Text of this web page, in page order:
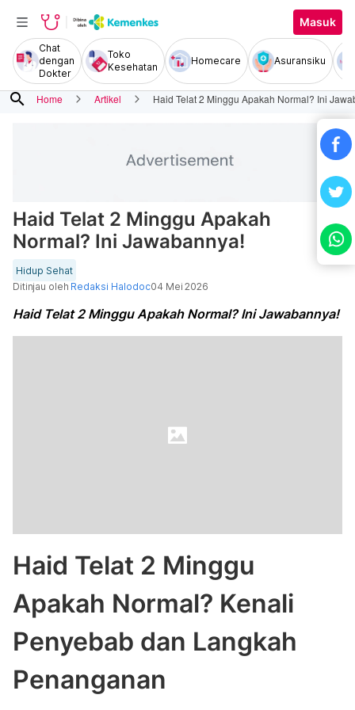
Masuk
Chat
dengan
Dokter
Toko
Kesehatan
Homecare Asuransiku
search Home Artikel Haid Telat 2 Minggu Apakah Normal? Ini
Haid Telat 2 Minggu Apakah
Normal? Ini Jawabannya!
Hidup Sehat
Ditinjau oleh Redaksi Halodoc04 Mei 2026
Haid Telat 2 Minggu Apakah Normal? Ini Jawabannya!
Haid Telat 2 Minggu
Apakah Normal? Kenali
Penyebab dan Langkah
Penanganan